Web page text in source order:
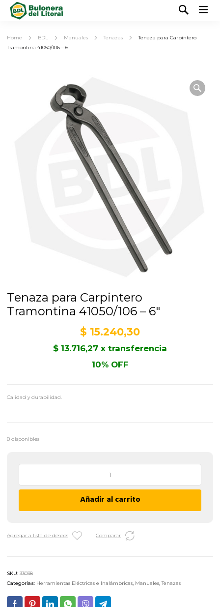
Home BDL Manuales Tenazas
Tenaza para Carpintero
Tramontina 41050/106 – 6″
Tenaza para Carpintero
Tramontina 41050/106 – 6″
$ 15.240,30
$ 13.716,27 x transferencia
10% OFF
Calidad y durabilidad.
8 disponibles
Carpintero
41050/106
6"
Añadir al carrito
Agregar a lista de deseos Comparar
SKU: 33038
Categorías: Herramientas Eléctricas e Inalámbricas, Manuales,Tenazas